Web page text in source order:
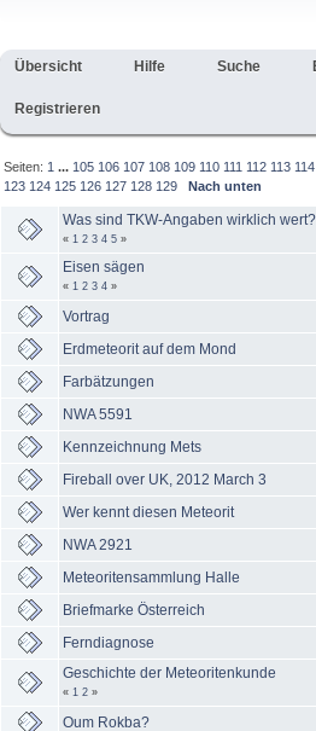
Übersicht Hilfe Suche
Registrieren
Seiten: 1 ... 105 106 107 108 109 110 111 112 113 114
123 124 125 126 127 128 129 Nach unten
Was sind TKW-Angaben wirklich wert?
« 1 2 3 4 5 »
Eisen sägen
« 1 2 3 4 »
Vortrag
Erdmeteorit auf dem Mond
Farbätzungen
NWA 5591
Kennzeichnung Mets
Fireball over UK, 2012 March 3
Wer kennt diesen Meteorit
NWA 2921
Meteoritensammlung Halle
Briefmarke Österreich
Ferndiagnose
Geschichte der Meteoritenkunde
« 1 2 »
Oum Rokba?